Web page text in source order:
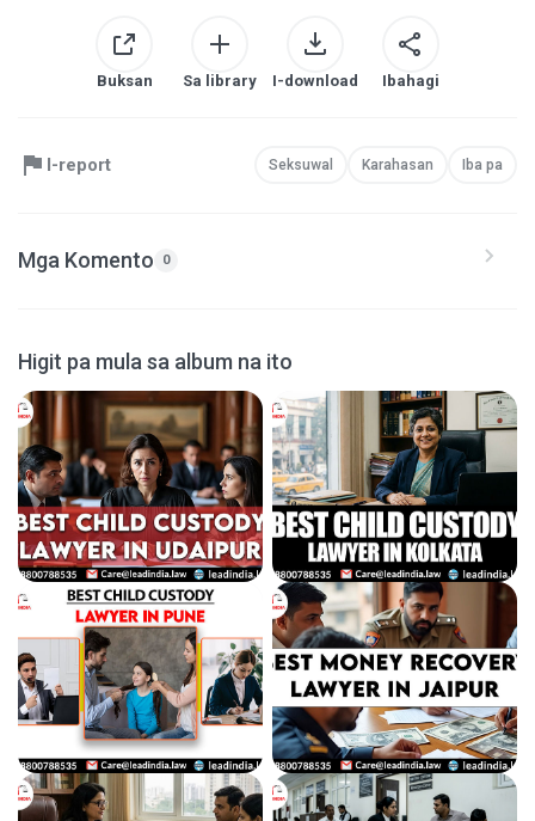
Buksan Sa library I-download Ibahagi
I-report Seksuwal Karahasan Iba pa
Mga Komento 0
Higit pa mula sa album na ito